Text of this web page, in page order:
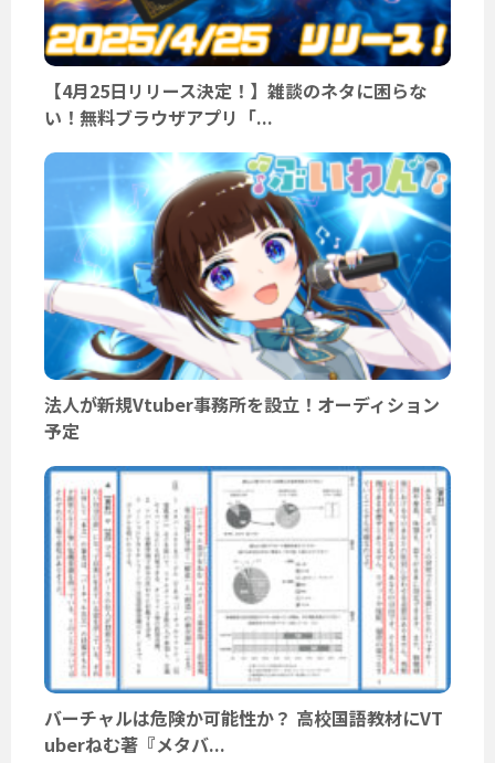
【4月25日リリース決定！】雑談のネタに困らな
い！無料ブラウザアプリ「...
法人が新規Vtuber事務所を設立！オーディション
予定
バーチャルは危険か可能性か？ 高校国語教材にVT
uberねむ著『メタバ...